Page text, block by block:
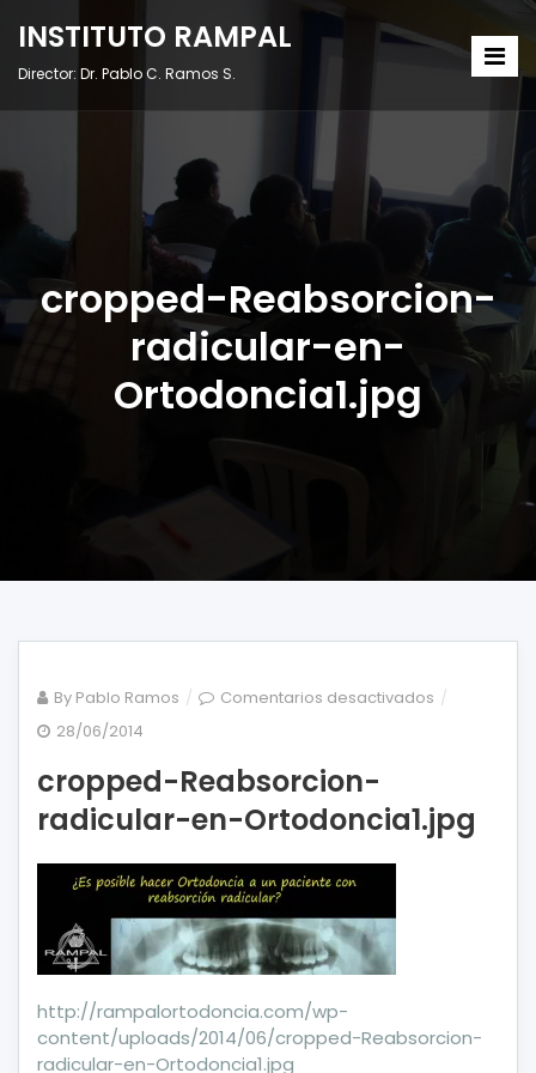
INSTITUTO RAMPAL
Director: Dr. Pablo C. Ramos S.
cropped-Reabsorcion-
radicular-en-
Ortodoncia1.jpg
By Pablo Ramos Comentarios desactivados en
en-
28/06/2014
cropped-Reabsorcion-
radicular-en-Ortodoncia1.jpg
http://rampalortodoncia.com/wp-
content/uploads/2014/06/cropped-Reabsorcion-
radicular-en-Ortodoncia1.jpg